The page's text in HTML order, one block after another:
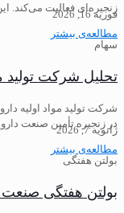
زنجیره‌ای فعالیت می‌کند.
مطالعه‌ی بیشتر
فوریه 16, 2026
سهام
تحلیل شرکت تولید
شرکت تولید مواد اولیه
در زنجیره تأمین صنعت
مطالعه‌ی بیشتر
ژانویه 7, 2026
بولتن هفتگی
بولتن هفتگی صنعت غذایی